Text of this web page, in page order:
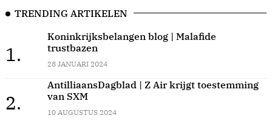
TRENDING ARTIKELEN
1.
Koninkrijksbelangen blog | Malafide
trustbazen
28 JANUARI 2024
2.
AntilliaansDagblad | Z Air krijgt toestemming
van SXM
10 AUGUSTUS 2024